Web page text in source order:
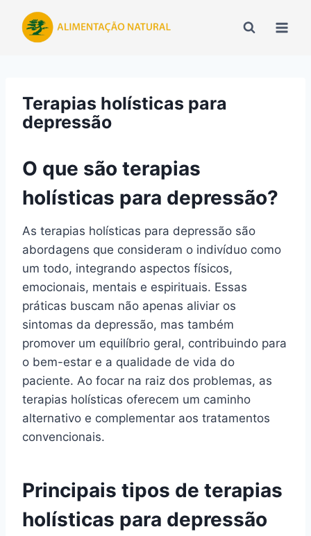
para
Terapias holísticas para
depressão
O que são terapias
holísticas para depressão?
As terapias holísticas para depressão são
abordagens que consideram o indivíduo como
um todo, integrando aspectos físicos,
emocionais, mentais e espirituais. Essas
práticas buscam não apenas aliviar os
sintomas da depressão, mas também
promover um equilíbrio geral, contribuindo para
o bem-estar e a qualidade de vida do
paciente. Ao focar na raiz dos problemas, as
terapias holísticas oferecem um caminho
alternativo e complementar aos tratamentos
convencionais.
Principais tipos de terapias
holísticas para depressão